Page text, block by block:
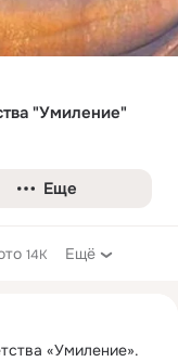
"Умиление"
Еще
14K Ещё
«Умиление».